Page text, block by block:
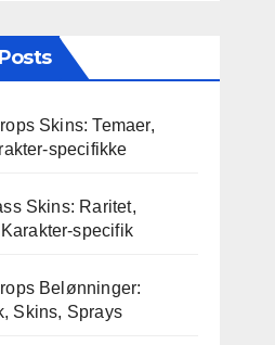
Skins: Temaer,
specifikke
Skins: Raritet,
specifik
Belønninger:
Skins, Sprays